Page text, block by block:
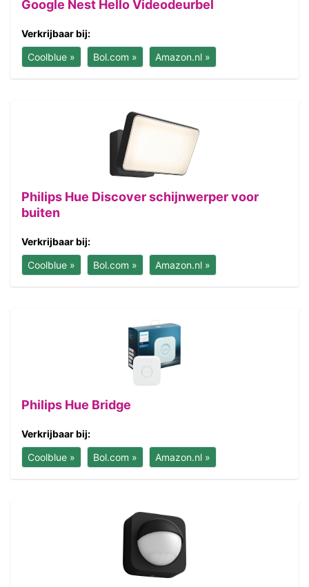
Google Nest Hello Videodeurbel
Verkrijbaar bij:
Coolblue »
Bol.com » Amazon.nl »
Philips Hue Discover schijnwerper voor
buiten
Verkrijbaar bij:
Coolblue »
Bol.com » Amazon.nl »
Philips Hue Bridge
Verkrijbaar bij:
Coolblue »
Bol.com » Amazon.nl »